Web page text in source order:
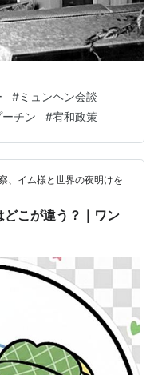
#ミュンヘン会談
ーチン #宥和政策
、イム様と世界の夜明けを
こが違う？｜ワン